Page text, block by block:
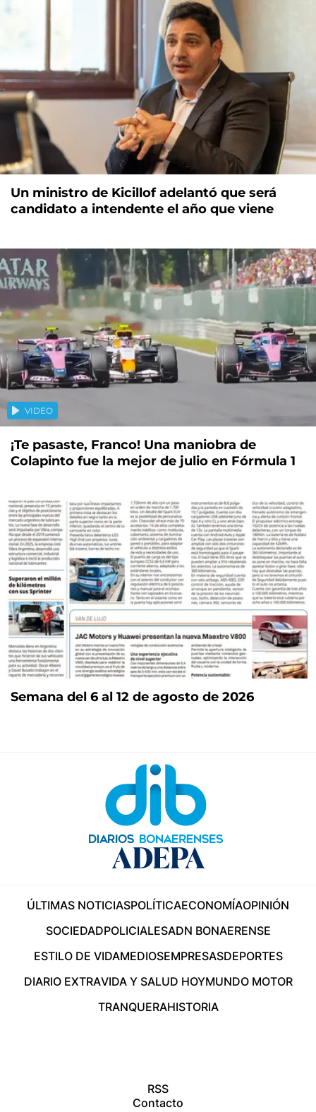
Un ministro de Kicillof adelantó que será
candidato a intendente el año que viene
VIDEO
¡Te pasaste, Franco! Una maniobra de
Colapinto fue la mejor de julio en Fórmula 1
Semana del 6 al 12 de agosto de 2026
ÚLTIMAS NOTICIASPOLÍTICAECONOMÍAOPINIÓN
SOCIEDADPOLICIALESADN BONAERENSE
ESTILO DE VIDAMEDIOSEMPRESASDEPORTES
DIARIO EXTRAVIDA Y SALUD HOYMUNDO MOTOR
TRANQUERAHISTORIA
RSS
Contacto